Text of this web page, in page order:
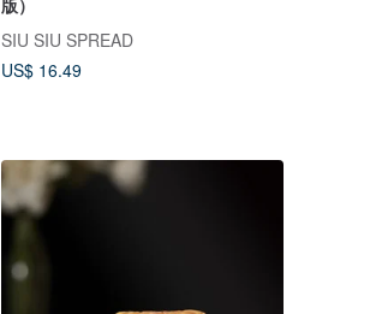
SIU SIU SPREAD
US$ 16.49